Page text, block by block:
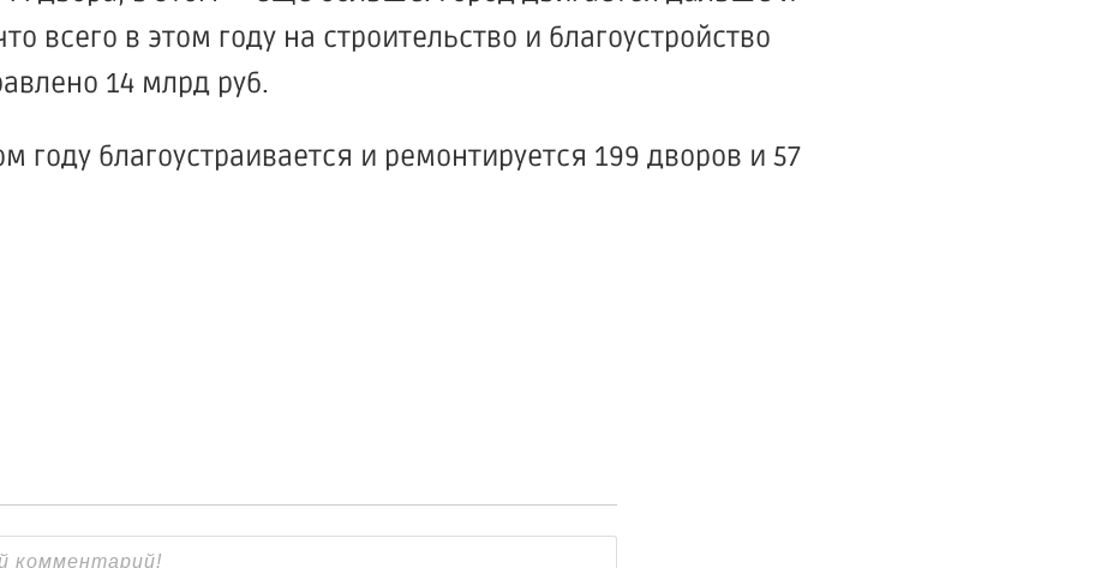
всего в этом году на строительство и благоустройство
14 млрд руб.
году благоустраивается и ремонтируется 199 дворов и 57